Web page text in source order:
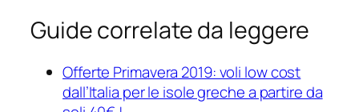
Guide correlate da leggere
Offerte Primavera 2019: voli low cost
dall’Italia per le isole greche a partire da